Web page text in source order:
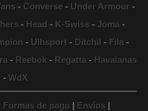
- Converse - Under Armour -
- Head - K-Swiss - Joma -
- Ulhsport- Ditchil - Fila -
- Reebok- Regatta - Havaianas
- WdX
Formas de pago | Envíos |